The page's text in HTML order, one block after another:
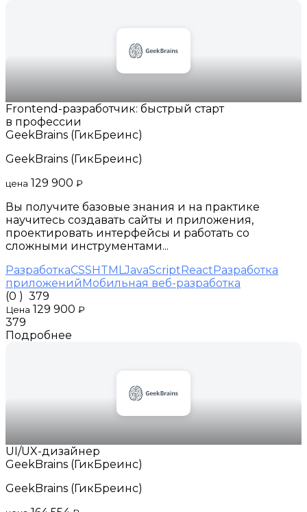
Frontend-разработчик: быстрый старт
в профессии
GeekBrains (ГикБреинс)
GeekBrains (ГикБреинс)
цена 129 900 ₽
Вы получите базовые знания и на практике
научитесь создавать сайты и приложения,
проектировать интерфейсы и работать со
сложными инструментами...
РазработкаCSSHTMLJavaScriptReactРазработка
приложенийМобильная веб-разработка
(0 ) 379
Цена 129 900 ₽
379
Подробнее
UI/UX-дизайнер
GeekBrains (ГикБреинс)
GeekBrains (ГикБреинс)